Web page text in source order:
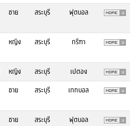
ชาย สระบุรี ฟุตบอล
หญิง สระบุรี กรีฑา
หญิง สระบุรี
เปตอง
ชาย สระบุรี เกทบอล
ชาย สระบุรี
ฟุตบอล